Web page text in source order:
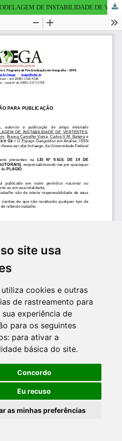
site usa
cookies e outras
de rastreamento para
sua experiência de
para os seguintes
para ativar a
básica do site.
Concordo
Eu recuso
as minhas preferências
AVALIAÇÃO DE MDT NA MODELAGEM DE INSTABILIDADE DE VERTENTES